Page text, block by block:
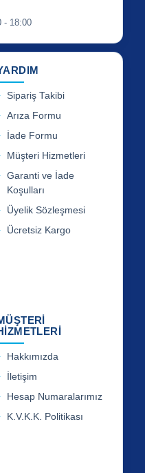
- 18:00
Sipariş Takibi
Arıza Formu
İade Formu
Müşteri Hizmetleri
Garanti ve İade
Koşulları
Üyelik Sözleşmesi
Ücretsiz Kargo
Hakkımızda
İletişim
Hesap Numaralarımız
K.V.K.K. Politikası